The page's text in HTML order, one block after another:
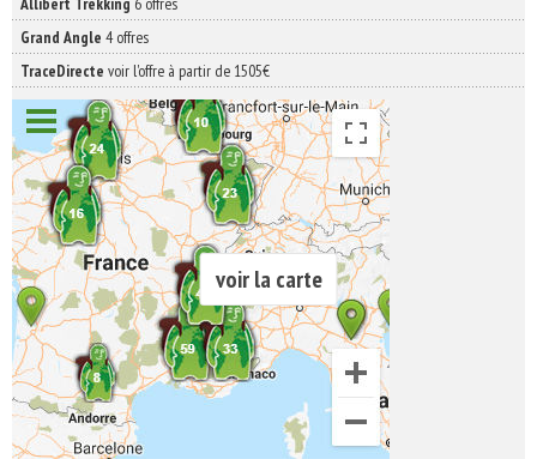
Grand Angle 4 offres
TraceDirecte voir l'offre à partir de 1505€
voir la carte